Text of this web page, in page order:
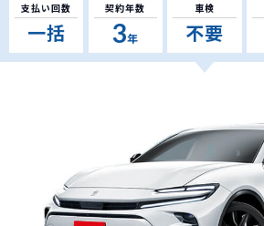
支払い回数
一括
契約年数
3年
車検
不要